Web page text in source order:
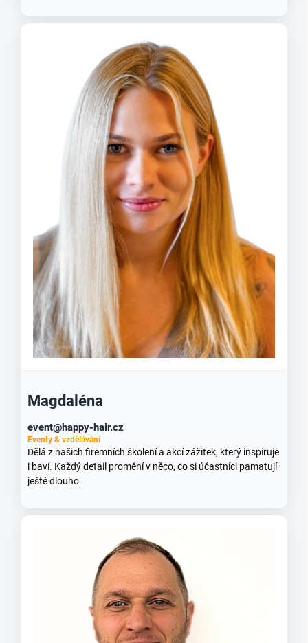
Magdaléna
event@happy-hair.cz
Eventy & vzdělávání
Dělá z našich firemních školení a akcí zážitek, který inspiruje
i baví. Každý detail promění v něco, co si účastníci pamatují
ještě dlouho.